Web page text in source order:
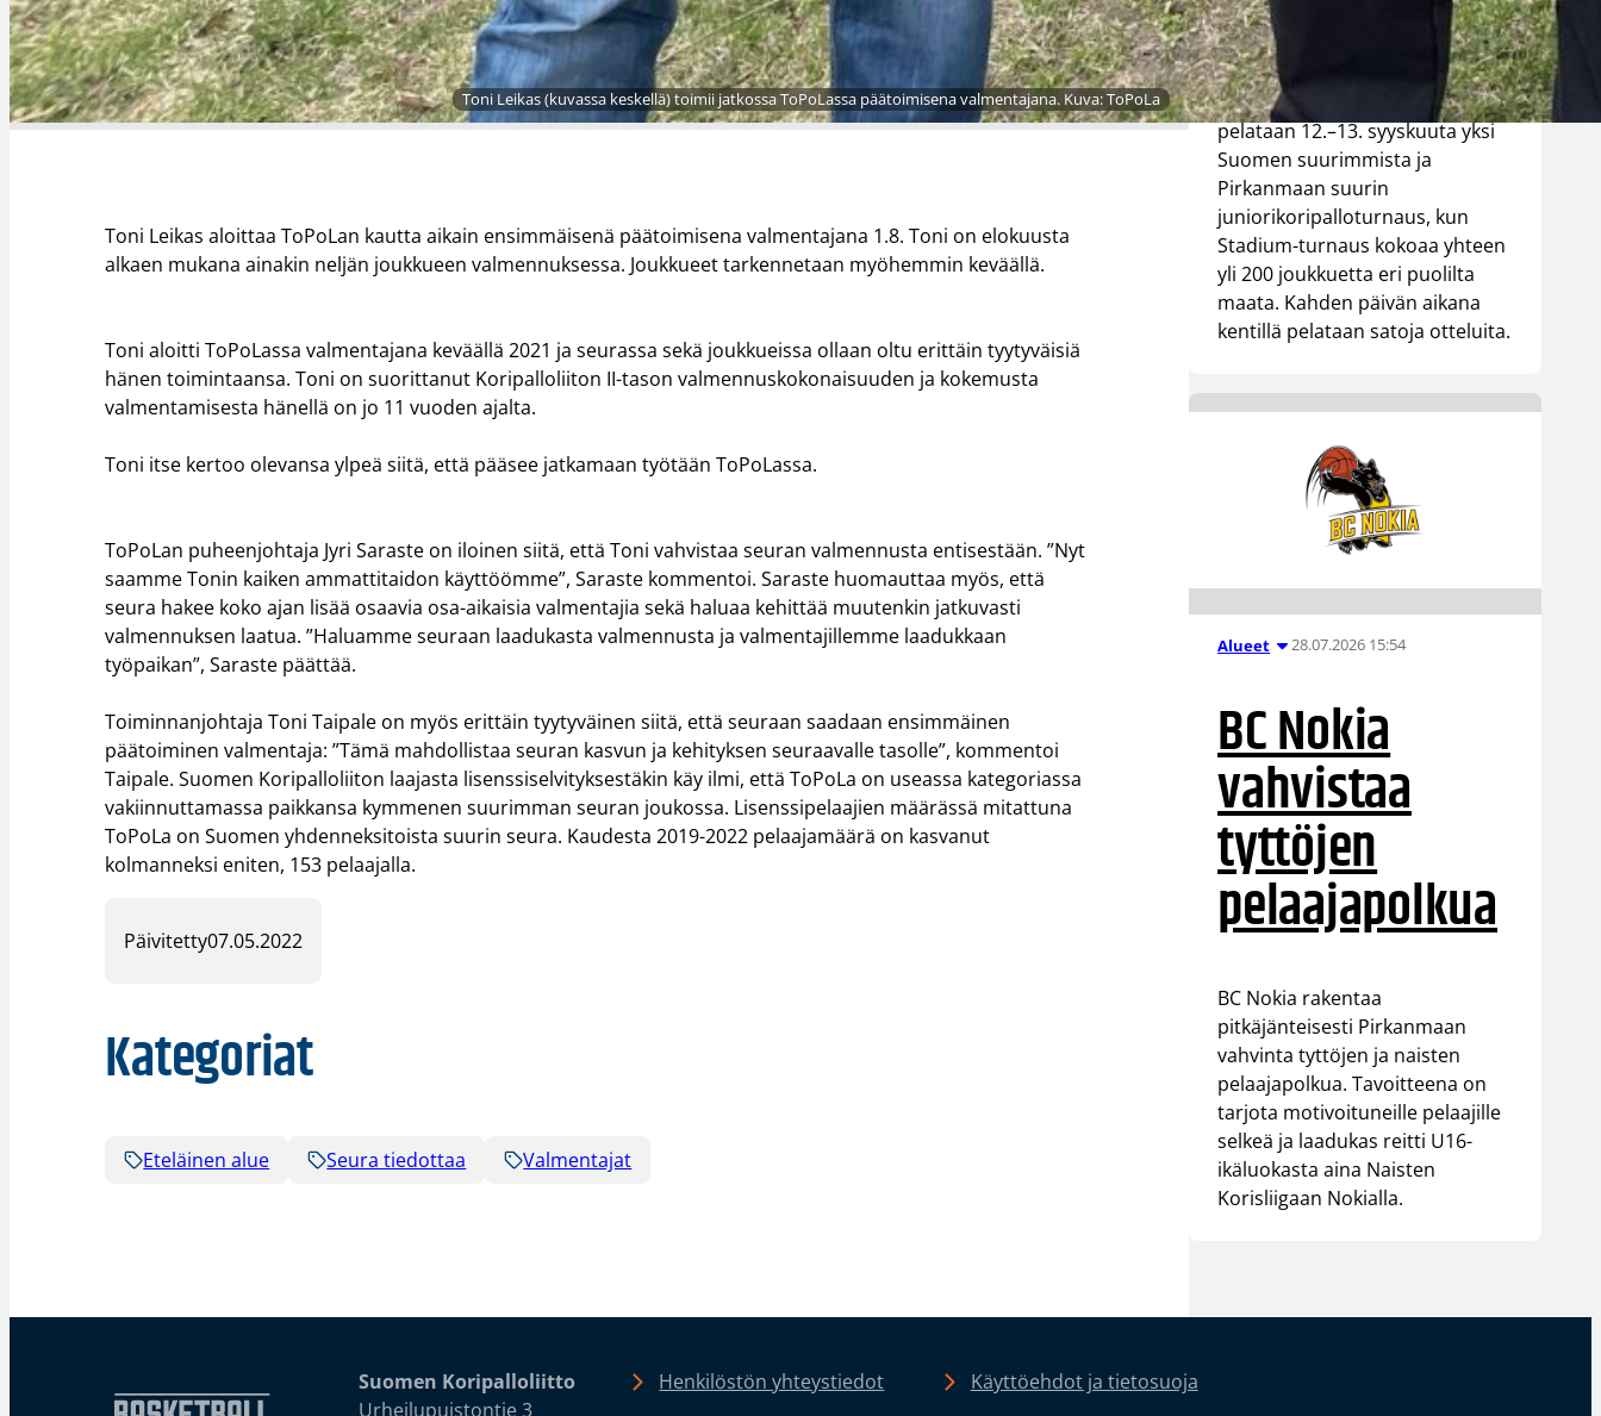
Toni Leikas (kuvassa keskellä) toimii jatkossa ToPoLassa päätoimisena valmentajana. Kuva: ToPoLa
Toni Leikas aloittaa ToPoLan kautta aikain ensimmäisenä päätoimisena valmentajana 1.8. Toni on elokuusta
alkaen mukana ainakin neljän joukkueen valmennuksessa. Joukkueet tarkennetaan myöhemmin keväällä.
Toni aloitti ToPoLassa valmentajana keväällä 2021 ja seurassa sekä joukkueissa ollaan oltu erittäin tyytyväisiä
hänen toimintaansa. Toni on suorittanut Koripalloliiton II-tason valmennuskokonaisuuden ja kokemusta
valmentamisesta hänellä on jo 11 vuoden ajalta.
Toni itse kertoo olevansa ylpeä siitä, että pääsee jatkamaan työtään ToPoLassa.
ToPoLan puheenjohtaja Jyri Saraste on iloinen siitä, että Toni vahvistaa seuran valmennusta entisestään. ”Nyt
saamme Tonin kaiken ammattitaidon käyttöömme”, Saraste kommentoi. Saraste huomauttaa myös, että
seura hakee koko ajan lisää osaavia osa-aikaisia valmentajia sekä haluaa kehittää muutenkin jatkuvasti
valmennuksen laatua. ”Haluamme seuraan laadukasta valmennusta ja valmentajillemme laadukkaan
työpaikan”, Saraste päättää.
Toiminnanjohtaja Toni Taipale on myös erittäin tyytyväinen siitä, että seuraan saadaan ensimmäinen
päätoiminen valmentaja: ”Tämä mahdollistaa seuran kasvun ja kehityksen seuraavalle tasolle”, kommentoi
Taipale. Suomen Koripalloliiton laajasta lisenssiselvityksestäkin käy ilmi, että ToPoLa on useassa kategoriassa
vakiinnuttamassa paikkansa kymmenen suurimman seuran joukossa. Lisenssipelaajien määrässä mitattuna
ToPoLa on Suomen yhdenneksitoista suurin seura. Kaudesta 2019-2022 pelaajamäärä on kasvanut
kolmanneksi eniten, 153 pelaajalla.
Päivitetty07.05.2022
Kategoriat
Eteläinen alue Seura tiedottaa Valmentajat
YMCA Tampereen järjestämä
Stadium-turnaus on kohonnut
uudelle sataluvulle. Tampereella
pelataan 12.–13. syyskuuta yksi
Suomen suurimmista ja
Pirkanmaan suurin
juniorikoripalloturnaus, kun
Stadium-turnaus kokoaa yhteen
yli 200 joukkuetta eri puolilta
maata. Kahden päivän aikana
kentillä pelataan satoja otteluita.
Alueet 28.07.2026 15:54
BC Nokia
vahvistaa
tyttöjen
pelaajapolkua
BC Nokia rakentaa
pitkäjänteisesti Pirkanmaan
vahvinta tyttöjen ja naisten
pelaajapolkua. Tavoitteena on
tarjota motivoituneille pelaajille
selkeä ja laadukas reitti U16-
ikäluokasta aina Naisten
Korisliigaan Nokialla.
Suomen Koripalloliitto
Urheilupuistontie 3
Henkilöstön yhteystiedot
Käyttöehdot ja tietosuoja